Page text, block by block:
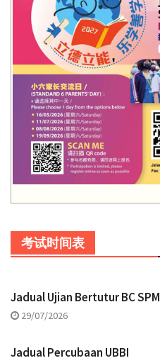
考试时间表
Jadual Ujian Bertutur BC SPM
29/07/2026
Jadual Percubaan UBBI